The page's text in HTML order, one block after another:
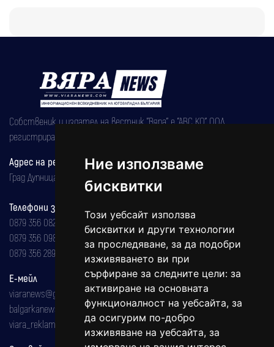
Ние използваме
бисквитки
Този уебсайт използва
бисквитки и други технологии
за проследяване, за да подобри
изживяването ви при
сърфиране за следните цели: за
активиране на основната
функционалност на уебсайта, за
да осигурим по-добро
изживяване на уебсайта, за
Собственик и издател на вестник "Вяра" е "АВС КО" ООД,
регистрирана на 08.05.2002 година.
Адрес на редакцията
Град Дупница, ул.''Христо Ботев" 43
Телефони за реклама и абонаменти
0879 356 082
0879 356 098
0879 356 289
Е-мейл
viaranews@gmail.com
balgarkanews@gmail.com
viara_reklama@mail.bg